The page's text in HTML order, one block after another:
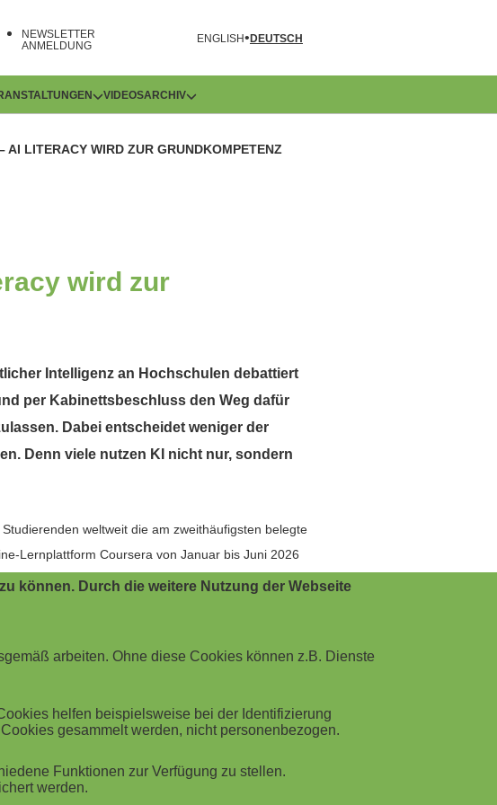
NEWSLETTER
ANMELDUNG
ENGLISH DEUTSCH
VIDEOSARCHIV
LITERACY WIRD ZUR GRUNDKOMPETENZ
wird zur
Intelligenz an Hochschulen debattiert
per Kabinettsbeschluss den Weg dafür
Dabei entscheidet weniger der
Denn viele nutzen KI nicht nur, sondern
weltweit die am zweithäufigsten belegte
Lernplattform Coursera von Januar bis Juni 2026
Studierende dieselben Kompetenzen, angeführt
ihren Mehrwert, sondern wie kompetent und
sondern bei deutschen Lernenden
Einsatz von KI beschreibt, ist im Ranking
"Prompt Engineering" von Platz 16 auf Platz 5.
Ergebnisse kritisch zu prüfen.
können. Durch die weitere Nutzung der Webseite
arbeiten. Ohne diese Cookies können z.B. Dienste
helfen beispielsweise bei der Identifizierung
gesammelt werden, nicht personenbezogen.
Funktionen zur Verfügung zu stellen.
werden.